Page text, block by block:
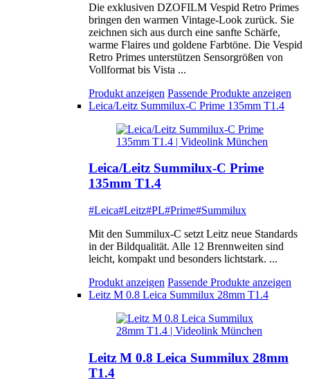
Die exklusiven DZOFILM Vespid Retro Primes
bringen den warmen Vintage-Look zurück. Sie
zeichnen sich aus durch eine sanfte Schärfe,
warme Flaires und goldene Farbtöne. Die Vespid
Retro Primes unterstützen Sensorgrößen von
Vollformat bis Vista ...
Produkt anzeigen Passende Produkte anzeigen
Leica/Leitz Summilux-C Prime 135mm T1.4
Leica/Leitz Summilux-C Prime
135mm T1.4
#Leica#Leitz#PL#Prime#Summilux
Mit den Summilux-C setzt Leitz neue Standards
in der Bildqualität. Alle 12 Brennweiten sind
leicht, kompakt und besonders lichtstark. ...
Produkt anzeigen Passende Produkte anzeigen
Leitz M 0.8 Leica Summilux 28mm T1.4
Leitz M 0.8 Leica Summilux 28mm
T1.4